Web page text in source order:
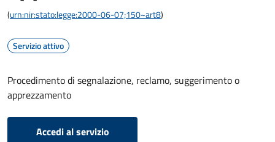
(urn:nir:stato:legge:2000-06-07;150~art8)
Servizio attivo
Procedimento di segnalazione, reclamo, suggerimento o
apprezzamento
Accedi al servizio